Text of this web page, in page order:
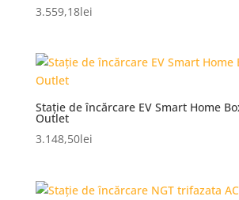
3.559,18lei
Stație de încărcare EV Smart Home
Outlet
3.148,50lei